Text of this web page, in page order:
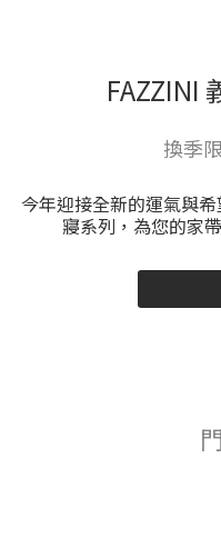
FAZZINI
換季
今年迎接全新的運氣與
寢系列，為您的家